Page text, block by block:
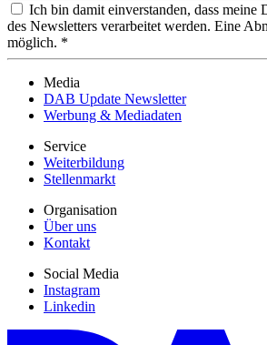
Ich bin damit einverstanden, dass meine
des Newsletters verarbeitet werden. Eine
möglich. *
Media
DAB Update Newsletter
Werbung & Mediadaten
Service
Weiterbildung
Stellenmarkt
Organisation
Über uns
Kontakt
Social Media
Instagram
Linkedin